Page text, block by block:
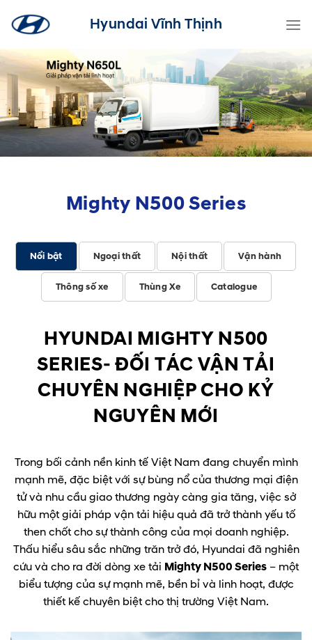
Hyundai Vĩnh Thịnh
Mighty N500 Series
Nổi bật Ngoại thất Nội thất Vận hành
Thông số xe Thùng Xe Catalogue
HYUNDAI MIGHTY N500
SERIES- ĐỐI TÁC VẬN TẢI
CHUYÊN NGHIỆP CHO KỶ
NGUYÊN MỚI
Trong bối cảnh nền kinh tế Việt Nam đang chuyển mình
mạnh mẽ, đặc biệt với sự bùng nổ của thương mại điện
tử và nhu cầu giao thương ngày càng gia tăng, việc sở
hữu một giải pháp vận tải hiệu quả đã trở thành yếu tố
then chốt cho sự thành công của mọi doanh nghiệp.
Thấu hiểu sâu sắc những trăn trở đó, Hyundai đã nghiên
cứu và cho ra đời dòng xe tải Mighty N500 Series – một
biểu tượng của sự mạnh mẽ, bền bỉ và linh hoạt, được
thiết kế chuyên biệt cho thị trường Việt Nam.